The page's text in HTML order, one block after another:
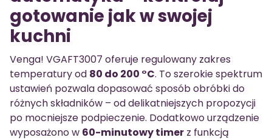
gotowanie jak w swojej
kuchni
Venga! VGAFT3007 oferuje regulowany zakres
temperatury od 80 do 200 °C. To szerokie spektrum
ustawień pozwala dopasować sposób obróbki do
różnych składników – od delikatniejszych propozycji
po mocniejsze podpieczenie. Dodatkowo urządzenie
wyposażono w 60-minutowy timer z funkcją